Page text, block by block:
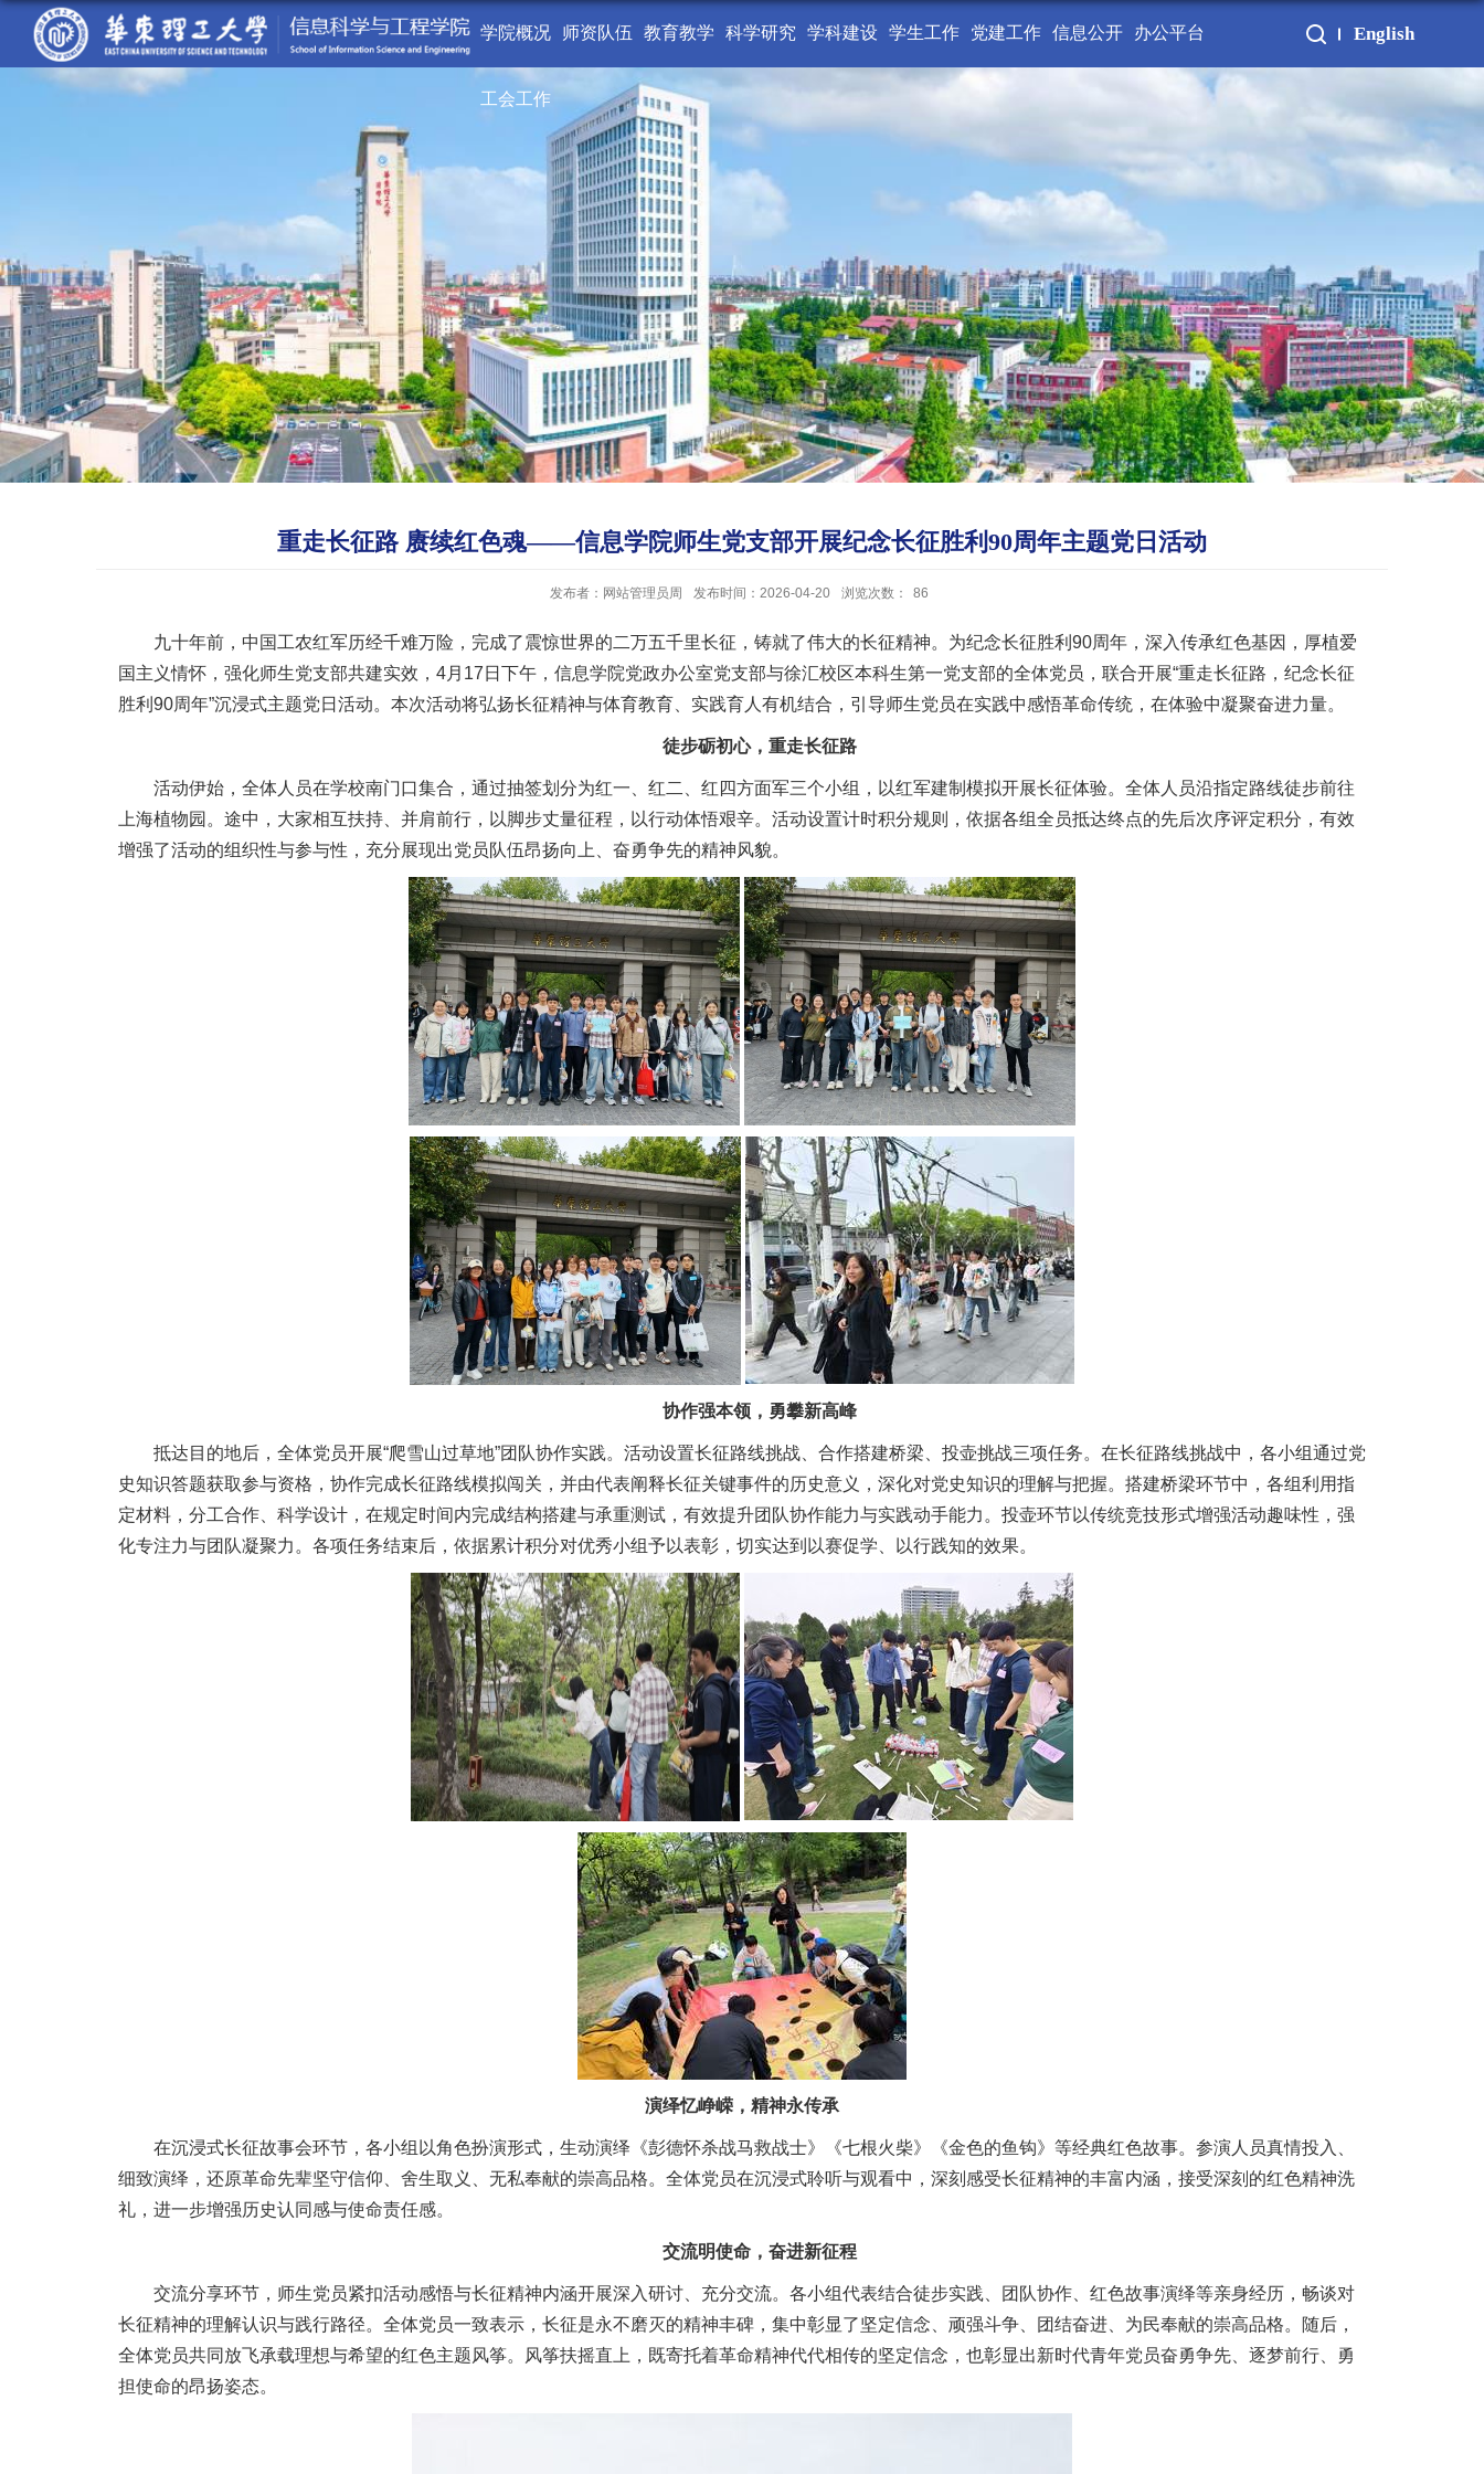
学院概况 师资队伍 教育教学 科学研究 学科建设 学生工作 党建工作 信息公开 办公平台
工会工作
English
重走长征路 赓续红色魂——信息学院师生党支部开展纪念长征胜利90周年主题党日活动
发布者：网站管理员周 发布时间：2026-04-20 浏览次数： 86
九十年前，中国工农红军历经千难万险，完成了震惊世界的二万五千里长征，铸就了伟大的长征精神。为纪念长征胜利90周年，深入传承红色基因，厚植爱
国主义情怀，强化师生党支部共建实效，4月17日下午，信息学院党政办公室党支部与徐汇校区本科生第一党支部的全体党员，联合开展“重走长征路，纪念长征
胜利90周年”沉浸式主题党日活动。本次活动将弘扬长征精神与体育教育、实践育人有机结合，引导师生党员在实践中感悟革命传统，在体验中凝聚奋进力量。
徒步砺初心，重走长征路
活动伊始，全体人员在学校南门口集合，通过抽签划分为红一、红二、红四方面军三个小组，以红军建制模拟开展长征体验。全体人员沿指定路线徒步前往
上海植物园。途中，大家相互扶持、并肩前行，以脚步丈量征程，以行动体悟艰辛。活动设置计时积分规则，依据各组全员抵达终点的先后次序评定积分，有效
增强了活动的组织性与参与性，充分展现出党员队伍昂扬向上、奋勇争先的精神风貌。
协作强本领，勇攀新高峰
抵达目的地后，全体党员开展“爬雪山过草地”团队协作实践。活动设置长征路线挑战、合作搭建桥梁、投壶挑战三项任务。在长征路线挑战中，各小组通过党
史知识答题获取参与资格，协作完成长征路线模拟闯关，并由代表阐释长征关键事件的历史意义，深化对党史知识的理解与把握。搭建桥梁环节中，各组利用指
定材料，分工合作、科学设计，在规定时间内完成结构搭建与承重测试，有效提升团队协作能力与实践动手能力。投壶环节以传统竞技形式增强活动趣味性，强
化专注力与团队凝聚力。各项任务结束后，依据累计积分对优秀小组予以表彰，切实达到以赛促学、以行践知的效果。
演绎忆峥嵘，精神永传承
在沉浸式长征故事会环节，各小组以角色扮演形式，生动演绎《彭德怀杀战马救战士》《七根火柴》《金色的鱼钩》等经典红色故事。参演人员真情投入、
细致演绎，还原革命先辈坚守信仰、舍生取义、无私奉献的崇高品格。全体党员在沉浸式聆听与观看中，深刻感受长征精神的丰富内涵，接受深刻的红色精神洗
礼，进一步增强历史认同感与使命责任感。
交流明使命，奋进新征程
交流分享环节，师生党员紧扣活动感悟与长征精神内涵开展深入研讨、充分交流。各小组代表结合徒步实践、团队协作、红色故事演绎等亲身经历，畅谈对
长征精神的理解认识与践行路径。全体党员一致表示，长征是永不磨灭的精神丰碑，集中彰显了坚定信念、顽强斗争、团结奋进、为民奉献的崇高品格。随后，
全体党员共同放飞承载理想与希望的红色主题风筝。风筝扶摇直上，既寄托着革命精神代代相传的坚定信念，也彰显出新时代青年党员奋勇争先、逐梦前行、勇
担使命的昂扬姿态。